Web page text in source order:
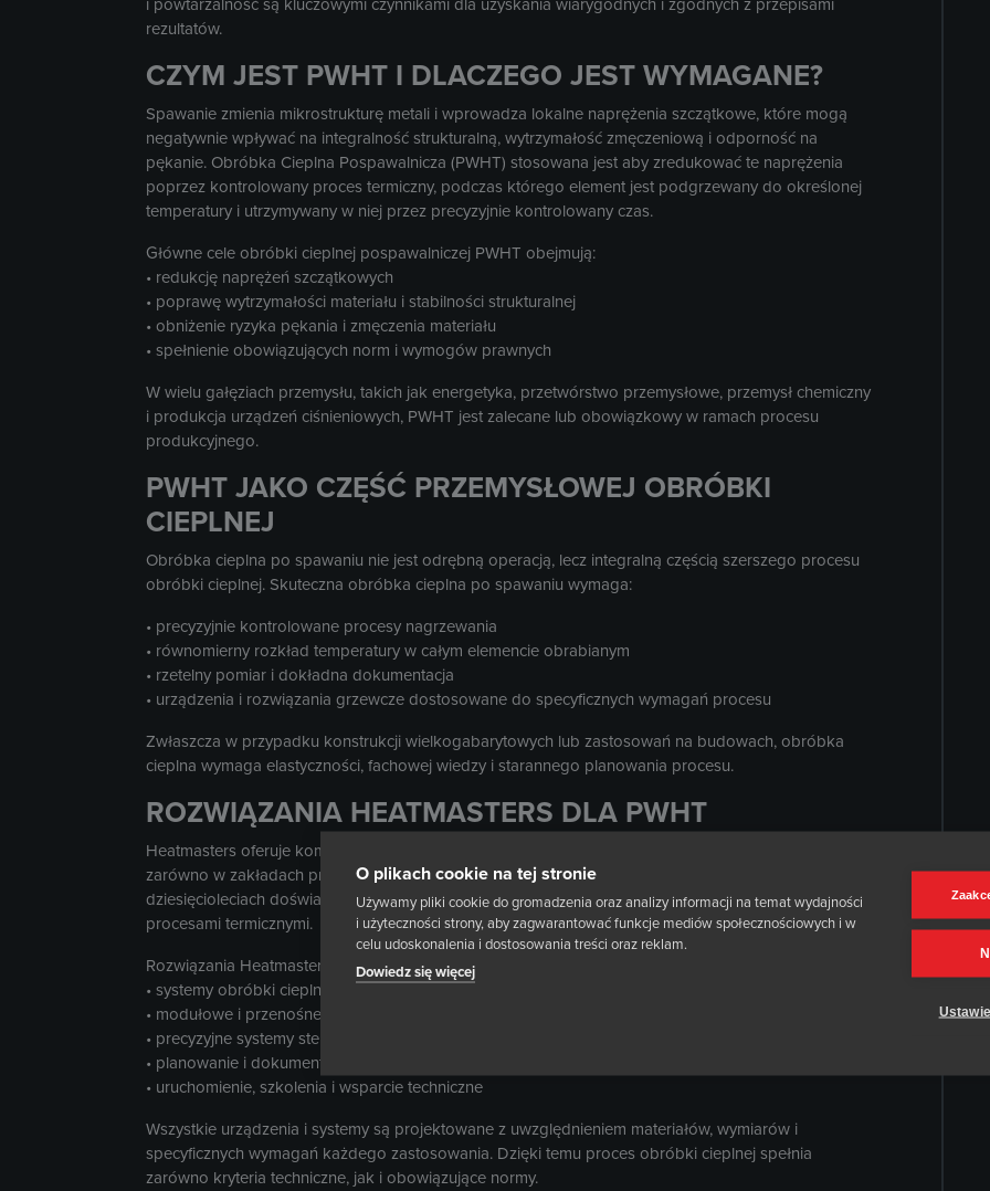
O plikach cookie na tej stronie
Używamy pliki cookie do gromadzenia oraz analizy informacji na temat wydajności
i użyteczności strony, aby zagwarantować funkcje mediów społecznościowych i w
celu udoskonalenia i dostosowania treści oraz reklam.
Dowiedz się więcej
rezultatów.
CZYM JEST PWHT I DLACZEGO JEST WYMAGANE?
Spawanie zmienia mikrostrukturę metali i wprowadza lokalne naprężenia szczątkowe, które mogą
negatywnie wpływać na integralność strukturalną, wytrzymałość zmęczeniową i odporność na
pękanie. Obróbka Cieplna Pospawalnicza (PWHT) stosowana jest aby zredukować te naprężenia
poprzez kontrolowany proces termiczny, podczas którego element jest podgrzewany do określonej
temperatury i utrzymywany w niej przez precyzyjnie kontrolowany czas.
Główne cele obróbki cieplnej pospawalniczej PWHT obejmują:
• redukcję naprężeń szczątkowych
• poprawę wytrzymałości materiału i stabilności strukturalnej
• obniżenie ryzyka pękania i zmęczenia materiału
• spełnienie obowiązujących norm i wymogów prawnych
W wielu gałęziach przemysłu, takich jak energetyka, przetwórstwo przemysłowe, przemysł chemiczny
i produkcja urządzeń ciśnieniowych, PWHT jest zalecane lub obowiązkowy w ramach procesu
produkcyjnego.
PWHT JAKO CZĘŚĆ PRZEMYSŁOWEJ OBRÓBKI
CIEPLNEJ
Obróbka cieplna po spawaniu nie jest odrębną operacją, lecz integralną częścią szerszego procesu
obróbki cieplnej. Skuteczna obróbka cieplna po spawaniu wymaga:
• precyzyjnie kontrolowane procesy nagrzewania
• równomierny rozkład temperatury w całym elemencie obrabianym
• rzetelny pomiar i dokładna dokumentacja
• urządzenia i rozwiązania grzewcze dostosowane do specyficznych wymagań procesu
Zwłaszcza w przypadku konstrukcji wielkogabarytowych lub zastosowań na budowach, obróbka
cieplna wymaga elastyczności, fachowej wiedzy i starannego planowania procesu.
ROZWIĄZANIA HEATMASTERS DLA PWHT
Heatmasters oferuje kompleksowe rozwiązania w zakresie obróbki cieplnej pospawalniczej (PWHT)
zarówno w zakładach produkcyjnych, jak i na budowach. Nasza wiedza specjalistyczna opiera się na
dziesięcioleciach doświadczenia w przemysłowej obróbce cieplnej i zarządzaniu wymagającymi
procesami termicznymi.
Rozwiązania Heatmasters w zakresie obróbki cieplnej po spawaniu obejmują:
• systemy obróbki cieplnej po spawaniu z podgrzewaniem elektrycznym
• modułowe i przenośne urządzenia do obróbki cieplnej po spawaniu
• precyzyjne systemy sterowania i monitorowania
• planowanie i dokumentowanie procesów
• uruchomienie, szkolenia i wsparcie techniczne
Wszystkie urządzenia i systemy są projektowane z uwzględnieniem materiałów, wymiarów i
specyficznych wymagań każdego zastosowania. Dzięki temu proces obróbki cieplnej spełnia
zarówno kryteria techniczne, jak i obowiązujące normy.